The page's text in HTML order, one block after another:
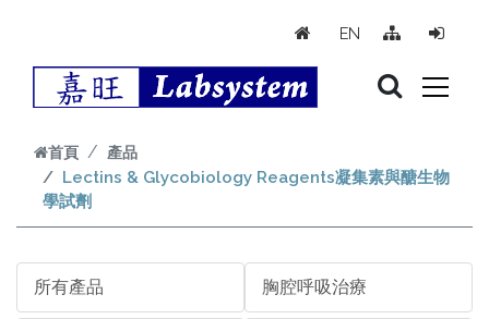
EN
首頁 產品
Lectins & Glycobiology Reagents凝集素與醣生物
學試劑
所有產品 胸腔呼吸治療